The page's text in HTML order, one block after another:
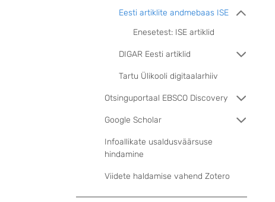
Eesti artiklite andmebaas ISE
Enesetest: ISE artiklid
DIGAR Eesti artiklid
Tartu Ülikooli digitaalarhiiv
Otsinguportaal EBSCO Discovery
Google Scholar
Infoallikate usaldusväärsuse
hindamine
Viidete haldamise vahend Zotero